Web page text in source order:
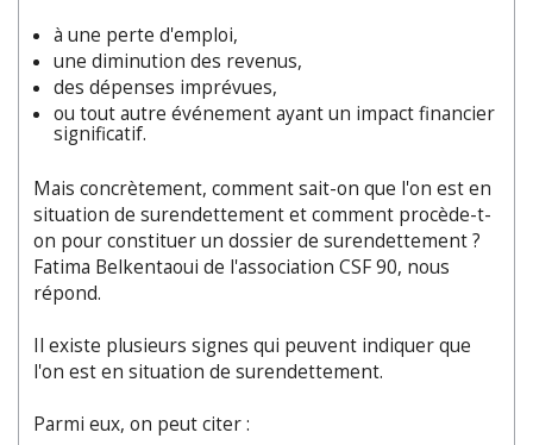
à une perte d'emploi,
une diminution des revenus,
des dépenses imprévues,
ou tout autre événement ayant un impact financier
significatif.
Mais concrètement, comment sait-on que l'on est en
situation de surendettement et comment procède-t-
on pour constituer un dossier de surendettement ?
Fatima Belkentaoui de l'association CSF 90, nous
répond.
Il existe plusieurs signes qui peuvent indiquer que
l'on est en situation de surendettement.
Parmi eux, on peut citer :